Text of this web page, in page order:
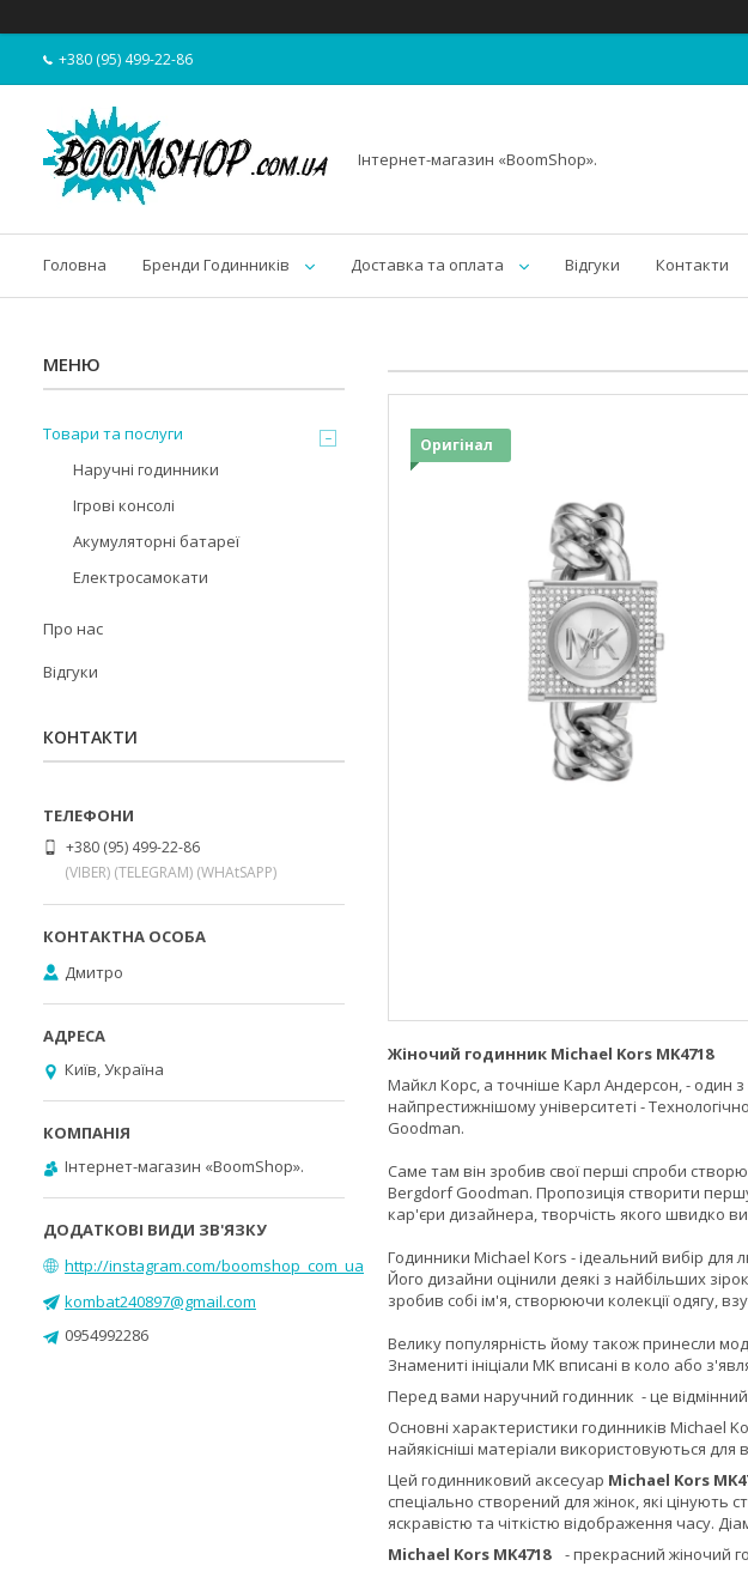
+380 (95) 499-22-86
Інтернет-магазин «BoomShop».
Головна Бренди Годинників Доставка та оплата Відгуки Контакти
Оригінал
Жіночий годинник Michael Kors MK4718
Майкл Корс, а точніше Карл Андерсон, - один
найпрестижнішому університеті -
Goodman.
Саме там він зробив свої перші спроби
Bergdorf Goodman. Пропозиція створити
кар'єри дизайнера, творчість якого швидко
Годинники Michael Kors - ідеальний вибір для
Його дизайни оцінили деякі з найбільших
зробив собі ім'я, створюючи колекції одягу,
Велику популярність йому також принесли
Знамениті ініціали MK вписані в коло або
Перед вами наручний годинник - це
Основні характеристики годинників Michael
найякісніші матеріали використовуються
Цей годинниковий аксесуар Michael Kors
спеціально створений для жінок, які цінують
яскравістю та чіткістю відображення часу.
Michael Kors MK4718 - прекрасний жіночий
Товари та послуги
Наручні годинники
Ігрові консолі
Акумуляторні батареї
Електросамокати
Про нас
Відгуки
КОНТАКТИ
+380 (95) 499-22-86
(VIBER) (TELEGRAM) (WHAtSAPP)
Дмитро
Київ, Україна
Інтернет-магазин «BoomShop».
http://instagram.com/boomshop_com_ua
kombat240897@gmail.com
0954992286